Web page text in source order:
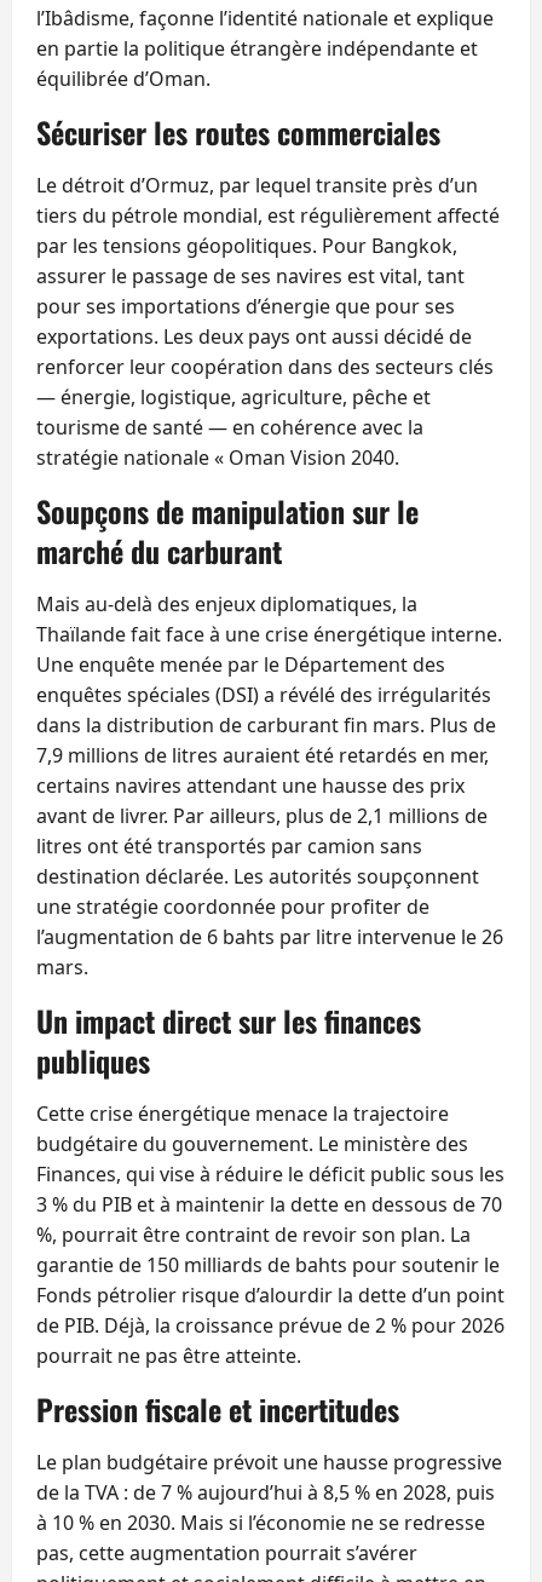
l’Ibâdisme, façonne l’identité nationale et explique
en partie la politique étrangère indépendante et
équilibrée d’Oman.
Sécuriser les routes commerciales
Le détroit d’Ormuz, par lequel transite près d’un
tiers du pétrole mondial, est régulièrement affecté
par les tensions géopolitiques. Pour Bangkok,
assurer le passage de ses navires est vital, tant
pour ses importations d’énergie que pour ses
exportations. Les deux pays ont aussi décidé de
renforcer leur coopération dans des secteurs clés
— énergie, logistique, agriculture, pêche et
tourisme de santé — en cohérence avec la
stratégie nationale « Oman Vision 2040.
Soupçons de manipulation sur le
marché du carburant
Mais au-delà des enjeux diplomatiques, la
Thaïlande fait face à une crise énergétique interne.
Une enquête menée par le Département des
enquêtes spéciales (DSI) a révélé des irrégularités
dans la distribution de carburant fin mars. Plus de
7,9 millions de litres auraient été retardés en mer,
certains navires attendant une hausse des prix
avant de livrer. Par ailleurs, plus de 2,1 millions de
litres ont été transportés par camion sans
destination déclarée. Les autorités soupçonnent
une stratégie coordonnée pour profiter de
l’augmentation de 6 bahts par litre intervenue le 26
mars.
Un impact direct sur les finances
publiques
Cette crise énergétique menace la trajectoire
budgétaire du gouvernement. Le ministère des
Finances, qui vise à réduire le déficit public sous les
3 % du PIB et à maintenir la dette en dessous de 70
%, pourrait être contraint de revoir son plan. La
garantie de 150 milliards de bahts pour soutenir le
Fonds pétrolier risque d’alourdir la dette d’un point
de PIB. Déjà, la croissance prévue de 2 % pour 2026
pourrait ne pas être atteinte.
Pression fiscale et incertitudes
Le plan budgétaire prévoit une hausse progressive
de la TVA : de 7 % aujourd’hui à 8,5 % en 2028, puis
à 10 % en 2030. Mais si l’économie ne se redresse
pas, cette augmentation pourrait s’avérer